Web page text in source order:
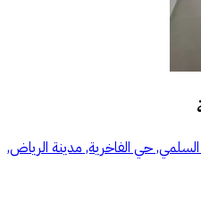
حي الفاخرية, مدينة الرياض,